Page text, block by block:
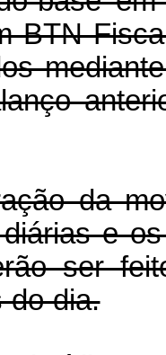
BTN
da
e
ser
do dia.